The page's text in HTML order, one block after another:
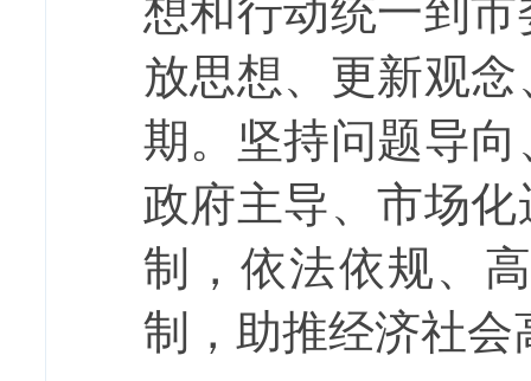
想和行动统一到市
放思想、更新观
期。坚持问题导
政府主导、市场
制，依法依规、
制，助推经济社会